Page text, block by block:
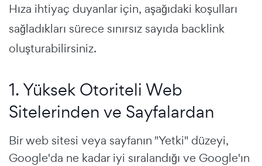
Hıza ihtiyaç duyanlar için, aşağıdaki koşulları
sağladıkları sürece sınırsız sayıda backlink
oluşturabilirsiniz.
1. Yüksek Otoriteli Web
Sitelerinden ve Sayfalardan
Bir web sitesi veya sayfanın "Yetki" düzeyi,
Google'da ne kadar iyi sıralandığı ve Google'ın